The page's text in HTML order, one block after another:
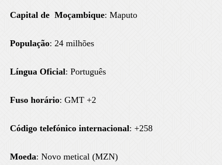
Capital de Moçambique: Maputo
População: 24 milhões
Língua Oficial: Português
Fuso horário: GMT +2
Código telefónico internacional: +258
Moeda: Novo metical (MZN)